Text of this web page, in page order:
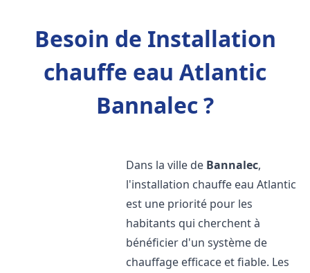
Besoin de Installation
chauffe eau Atlantic
Bannalec ?
Dans la ville de Bannalec,
l'installation chauffe eau Atlantic
est une priorité pour les
habitants qui cherchent à
bénéficier d'un système de
chauffage efficace et fiable. Les